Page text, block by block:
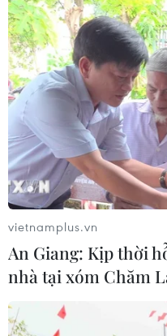
vietnamplus.vn
An Giang: Kịp thời
nhà tại xóm Chăm